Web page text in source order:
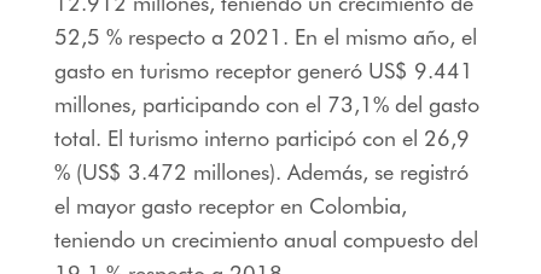
52,5 % respecto a 2021. En el mismo año, el
gasto en turismo receptor generó US$ 9.441
millones, participando con el 73,1% del gasto
total. El turismo interno participó con el 26,9
% (US$ 3.472 millones). Además, se registró
el mayor gasto receptor en Colombia,
teniendo un crecimiento anual compuesto del